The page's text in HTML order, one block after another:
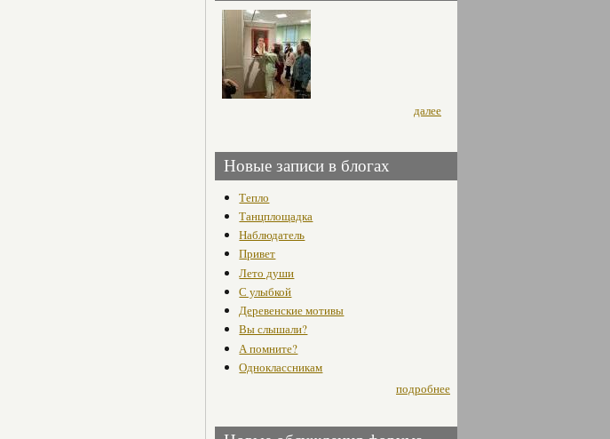
далее
Новые записи в блогах
Тепло
Танцплощадка
Наблюдатель
Привет
Лето души
С улыбкой
Деревенские мотивы
Вы слышали?
А помните?
Одноклассникам
подробнее